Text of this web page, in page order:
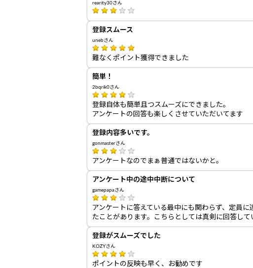
rearity30さん
登録スムース
unebさん
難なくポイント獲得できました
簡単！
2bqrik0さん
登録自体も簡単且つスムーズにできました。
アンケートの回答も楽しくさせていただいてます♩
登録内容多いです。
gonmasterさん
アンケートなのでまぁ普通ではないかと。
アンケート中の途中中断について
gamepapaさん
アンケートに答えている最中にも関わらず、定員
たことがあります。こちらとしては真剣に回答し
登録がスムーズでした
KOZYさん
ポイントの反映も早く、お勧めです